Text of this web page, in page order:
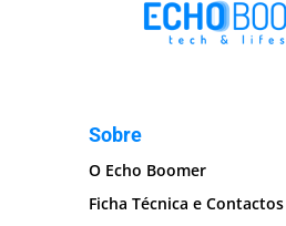
Sobre
O Echo Boomer
Ficha Técnica e Contactos